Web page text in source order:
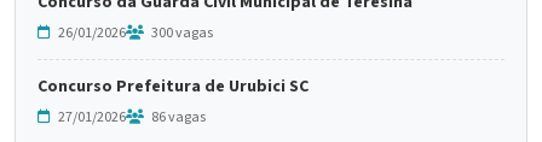
26/01/2026 300 vagas
Concurso Prefeitura de Urubici SC
27/01/2026 86 vagas